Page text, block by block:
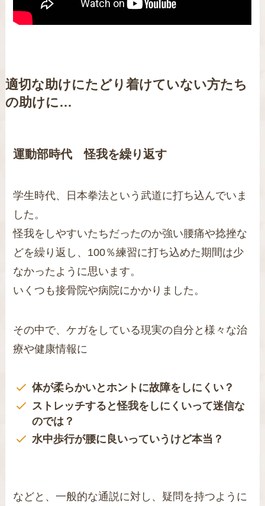
適切な助けにたどり着けていない方たち
の助けに…
運動部時代 怪我を繰り返す
学生時代、日本拳法という武道に打ち込んでいま
した。
怪我をしやすいたちだったのか強い腰痛や捻挫な
どを繰り返し、100％練習に打ち込めた期間は少
なかったように思います。
いくつも接骨院や病院にかかりました。
その中で、ケガをしている現実の自分と様々な治
療や健康情報に
体が柔らかいとホントに故障をしにくい？
ストレッチすると怪我をしにくいって迷信な
のでは？
水中歩行が腰に良いっていうけど本当？
などと、一般的な通説に対し、疑問を持つように